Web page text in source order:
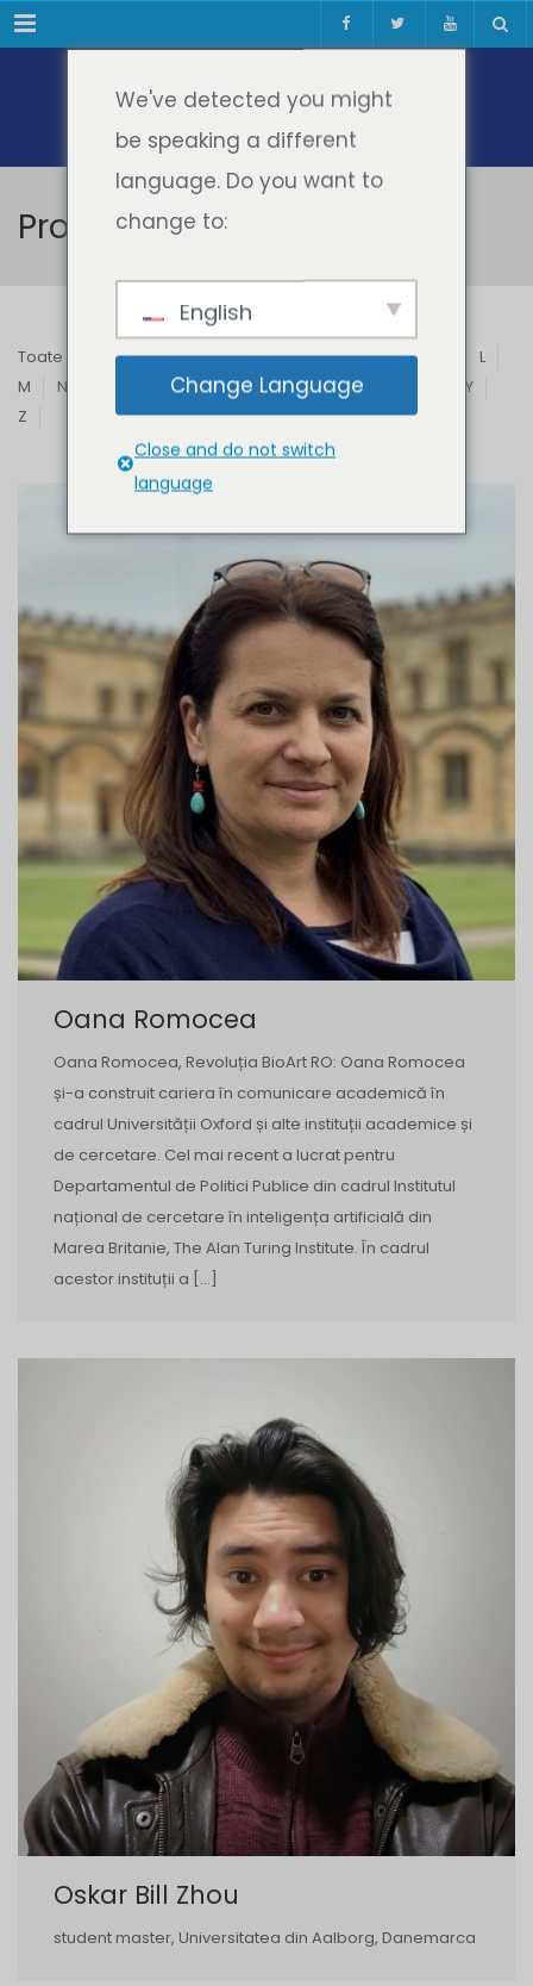
Meniul
Profesori & Invitați
Toate B C D E F G H I J
L
M
N Q R S T U V
Y
Z
Oana Romocea
Oana Romocea, Revoluția BioArt RO: Oana Romocea
și-a construit cariera în comunicare academică în
cadrul Universității Oxford și alte instituții academice și
de cercetare. Cel mai recent a lucrat pentru
Departamentul de Politici Publice din cadrul Institutul
național de cercetare în inteligența artificială din
Marea Britanie, The Alan Turing Institute. În cadrul
acestor instituții a […]
Oskar Bill Zhou
student master, Universitatea din Aalborg, Danemarca
We've detected you might
be speaking a different
language. Do you want to
change to:
English
Change Language
Close and do not switch
language